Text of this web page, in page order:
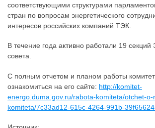
соответствующими структурами
стран по вопросам энергетического
интересов российских компаний ТЭК.
В течение года активно работали 19 секций
совета.
С полным отчетом и планом работы
ознакомиться на его сайте: http://komitet-
energo.duma.gov.ru/rabota-komiteta/otchet-o-
komiteta/7c33ad12-615c-4264-991b-